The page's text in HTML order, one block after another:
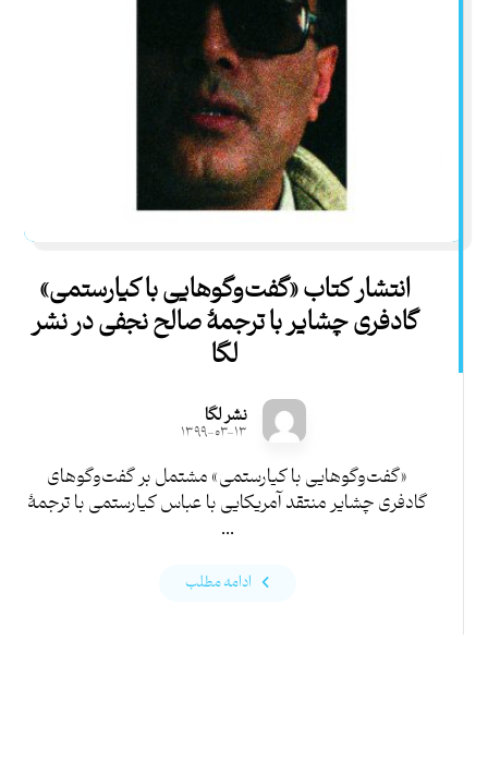
انتشار کتاب «گفت‌وگوهایی با کیارستمی»
گادفری چشایر با ترجمۀ صالح نجفی در نشر
لگا
نشر لگا
۱۳۹۹-۰۳-۱۳
«گفت‌وگوهایی با کیارستمی» مشتمل بر گفت‌وگوهای
گادفری چشایر منتقد آمریکایی با عباس کیارستمی با ترجمۀ
...
ادامه مطلب